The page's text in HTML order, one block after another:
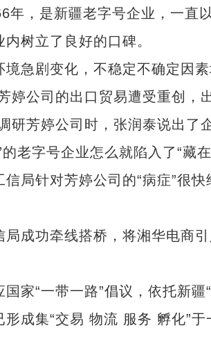
，是新疆老字号企业，一直
树立了良好的口碑。
剧变化，不稳定不确定因素
婷公司的出口贸易遭受重创，
芳婷公司时，张润泰说出了
字号企业怎么就陷入了“藏在
针对芳婷公司的“病症”很快
功牵线搭桥，将湘华电商引
“一带一路”倡议，依托新疆
成集“交易 物流 服务 孵化”